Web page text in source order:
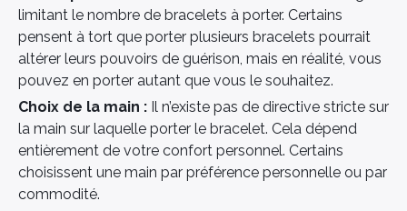
limitant le nombre de bracelets à porter. Certains
pensent à tort que porter plusieurs bracelets pourrait
altérer leurs pouvoirs de guérison, mais en réalité, vous
pouvez en porter autant que vous le souhaitez.
Choix de la main : Il n’existe pas de directive stricte sur
la main sur laquelle porter le bracelet. Cela dépend
entièrement de votre confort personnel. Certains
choisissent une main par préférence personnelle ou par
commodité.